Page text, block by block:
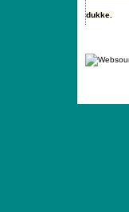
dukke.